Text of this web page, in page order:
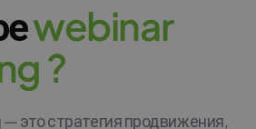
webinar
g?
это стратегия продвижения,